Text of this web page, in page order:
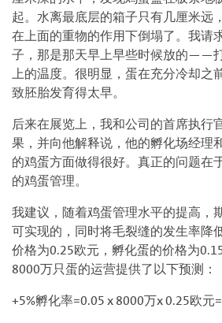
起。水离最底层的箱子只有几厘米远
在上面的重物的作用下倒塌了。我请
子，那是那天早上早些时候放的——
上的温度。很明显，蛋在充分冷却之
致胚胎发育得太早。
后来在展览上，我和公司的首席执行
果，并向他解释说，他的孵化场经理
的鸡蛋方面做得很好。真正的问题在
的鸡蛋管理。
我建议，随着鸡蛋管理水平的提高，
可实现的，同时将毛裂缝的发生率降
价格为0.25欧元，孵化蛋的价格为
8000万只蛋的运营提供了以下预测：
+5%孵化率=0.05 x 8000万x 0.25欧元